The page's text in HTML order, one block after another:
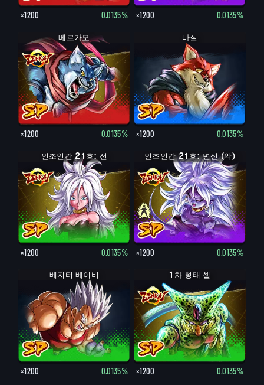
×1200 0.0135% ×1200 0.0135%
베르가모
×1200 0.0135%
바질
×1200 0.0135%
인조인간 21호: 선
×1200 0.0135%
인조인간 21호: 변신 (악)
×1200 0.0135%
베지터 베이비
×1200 0.0135%
1차 형태 셀
×1200 0.0135%